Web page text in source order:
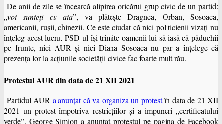
De anii de zile se încearcă alipirea oricărui grup civic de un partid:
„voi sunteţi cu aia”, va plăteşte Dragnea, Orban, Sosoaca,
americanii, ruşii, chinezii. Ce este ciudat că nici politicienii vizaţi nu
înţeleg acest lucru, PSD-ul îşi trimite oamenii lui să iasă că păduchii
pe frunte, nici AUR şi nici Diana Sosoaca nu par a înţelege că
prezenţa lor la acţiunile societăţii civice fac foarte mult rău.
Protestul AUR din data de 21 XII 2021
Partidul AUR a anunţat că va organiza un protestîn data de 21 XII
2021 un protest împotriva restricţiilor şi a impuneri „certificatului
verde”. George Simion a anunţat protestul pe pagina de Facebook